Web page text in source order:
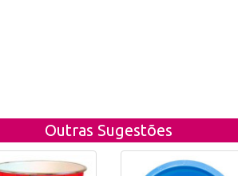
Outras Sugestões